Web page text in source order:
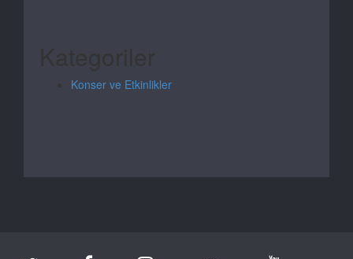
Konser ve Etkinlikler